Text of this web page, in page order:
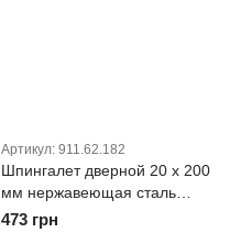
Артикул: 911.62.182
Шпингалет дверной 20 x 200
мм нержавеющая сталь
матовый
473 грн